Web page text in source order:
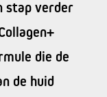
stap verder
die de
de huid